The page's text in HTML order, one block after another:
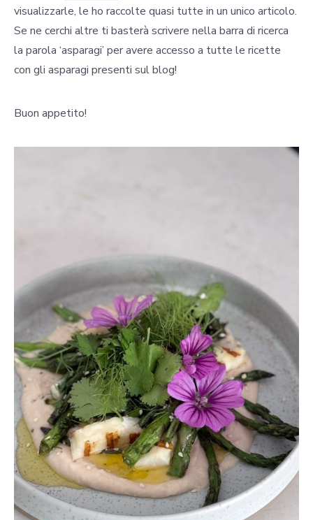
visualizzarle, le ho raccolte quasi tutte in un unico articolo.
Se ne cerchi altre ti basterà scrivere nella barra di ricerca
la parola ‘asparagi’ per avere accesso a tutte le ricette
con gli asparagi presenti sul blog!
Buon appetito!